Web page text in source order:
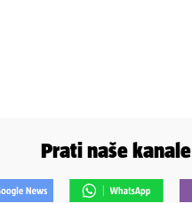
Prati naše kanale